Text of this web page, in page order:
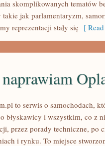
skomplikowanych tematów
takie jak parlamentaryzm,
reprezentacji stały się [
to serwis o samochodach,
błyskawicy i wszystkim, co z
przez porady techniczne, po
i rynku. To miejsce